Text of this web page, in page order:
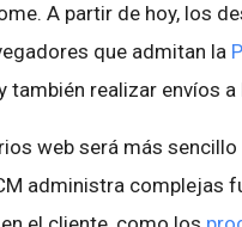
A partir de hoy, los
que admitan la
también realizar envíos
web será más
administra complejas